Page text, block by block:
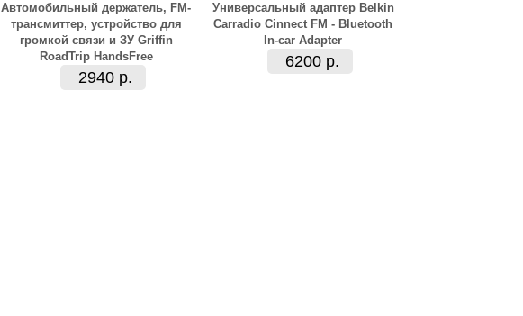
Автомобильный держатель, FM-
трансмиттер, устройство для
громкой связи и ЗУ Griffin
RoadTrip HandsFree
2940 р.
Универсальный адаптер Belkin
Carradio Cinnect FM - Bluetooth
In-car Adapter
6200 р.